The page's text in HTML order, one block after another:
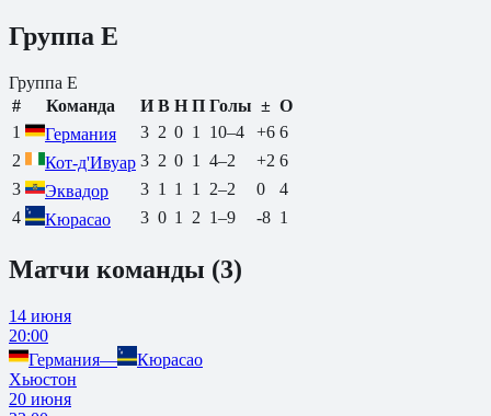
Группа E
Группа E
#
Команда И В Н П Голы ± О
1
Германия 3 2 0 1 10–4 +6 6
2
Кот-д'Ивуар 3 2 0 1 4–2 +2 6
3
Эквадор 3 1 1 1 2–2 0
4
4
Кюрасао 3 0 1 2 1–9 -8 1
Матчи команды (3)
14 июня
20:00
Германия—
Кюрасао
Хьюстон
20 июня